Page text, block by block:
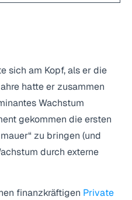
sich am Kopf, als er die
hatte er zusammen
Wachstum
gekommen die ersten
zu bringen (und
durch externe
finanzkräftigen Private